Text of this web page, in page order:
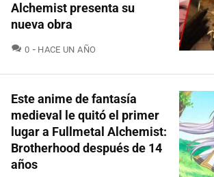
Alchemist presenta su
nueva obra
0 COMENTARIOS
HACE UN AÑO
Este anime de fantasía
medieval le quitó el primer
lugar a Fullmetal Alchemist:
Brotherhood después de 14
años